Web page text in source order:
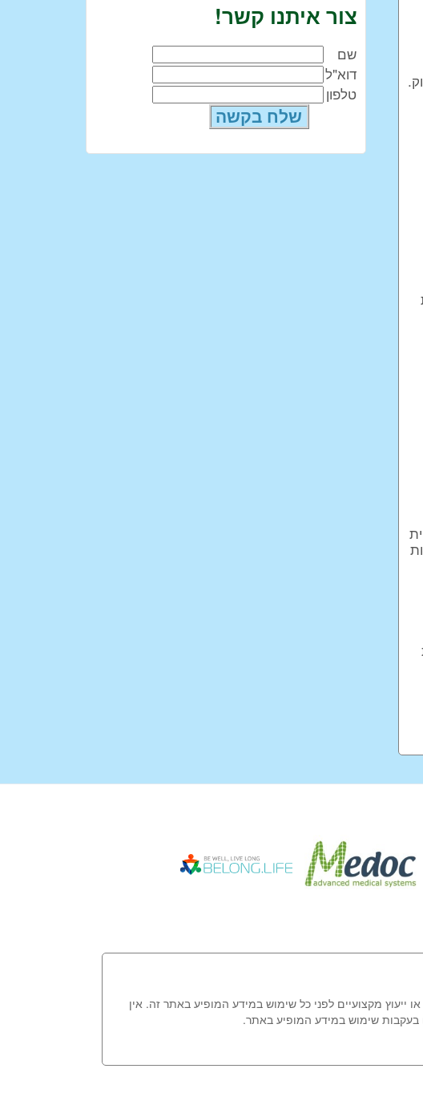
צור איתנו קשר!
שם
דוא"ל
טלפון
ייעוץ מקצועיים לפני כל שימוש במידע המופיע באתר זה. אין
בעקבות שימוש במידע המופיע באתר.